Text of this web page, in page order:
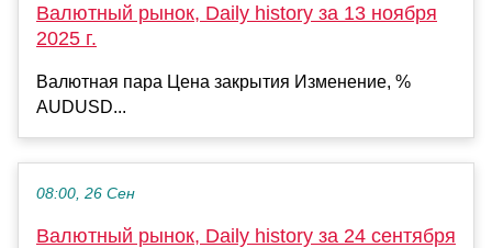
Валютный рынок, Daily history за 13 ноября
2025 г.
Валютная пара Цена закрытия Изменение, %
AUDUSD...
08:00, 26 Сен
Валютный рынок, Daily history за 24 сентября